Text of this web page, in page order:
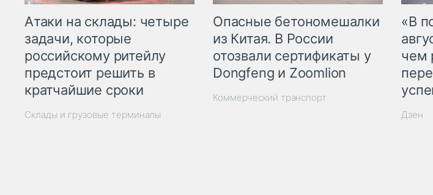
Атаки на склады: четыре
задачи, которые
российскому ритейлу
предстоит решить в
кратчайшие сроки
Склады и грузовые терминалы
Опасные бетономешалки
из Китая. В России
отозвали сертификаты у
Dongfeng и Zoomlion
Коммерческий транспорт
«В
чем
Дзен